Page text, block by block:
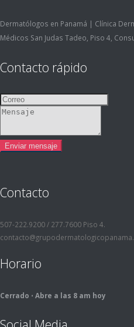
Dermatólogos en Panamá | Clínica
Médicos San Judas Tadeo, Piso 4,
Contacto rápido
Contacto
507-222.9200 / 277.7600 Piso 4.
Horario
Cerrado ⋅ Abre a las 8 am hoy